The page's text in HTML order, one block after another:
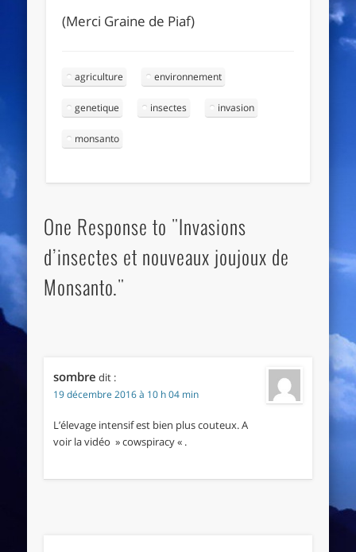
(Merci Graine de Piaf)
agriculture environnement
genetique insectes invasion
monsanto
One Response to "Invasions
d’insectes et nouveaux joujoux de
Monsanto."
sombre dit :
19 décembre 2016 à 10 h 04 min
L’élevage intensif est bien plus couteux. A
voir la vidéo » cowspiracy « .